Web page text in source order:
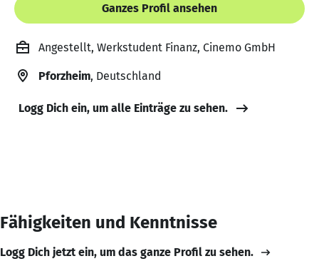
Ganzes Profil ansehen
Angestellt, Werkstudent Finanz, Cinemo GmbH
Pforzheim, Deutschland
Logg Dich ein, um alle Einträge zu sehen.
Fähigkeiten und Kenntnisse
Logg Dich jetzt ein, um das ganze Profil zu sehen.